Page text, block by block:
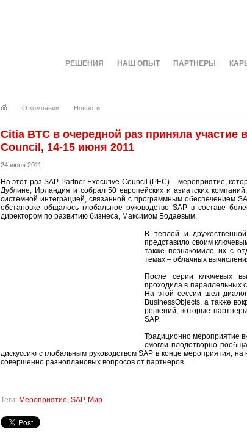
РЕШЕНИЯ НАШ ОПЫТ ПАРТНЕРЫ
О компании Новости
Citia BTC в очередной раз приняла участие
Council, 14-15 июня 2011
24 июня 2011
На этот раз SAP Partner Executive Council (PEC) – мероприятие,
Дублине, Ирландия и собрал 50 европейских и азиатских
системной интеграцией, связанной с программным обеспечением
обстановке общалось глобальное руководство SAP в составе
директором по развитию бизнеса, Максимом Бодаевым.
В теплой и
представило своим
также познакомило их с
темах – облачных
После серии ключевых
проходила в параллельных
На этой сессии шел
BusinessObjects, а также
решений, которые партнеры
SAP.
Традиционно мероприятие
смогли плодотворно
дискуссию с глобальным руководством SAP в конце мероприятия,
совершенно разноплановых вопросов от партнеров.
Теги: Мероприятие, SAP, Мир